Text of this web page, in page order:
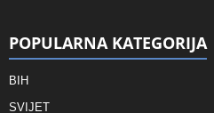
POPULARNA KATEGORIJA
BIH
SVIJET